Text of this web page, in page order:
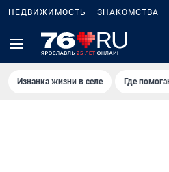
НЕДВИЖИМОСТЬ ЗНАКОМСТВА
Изнанка жизни в селе Где